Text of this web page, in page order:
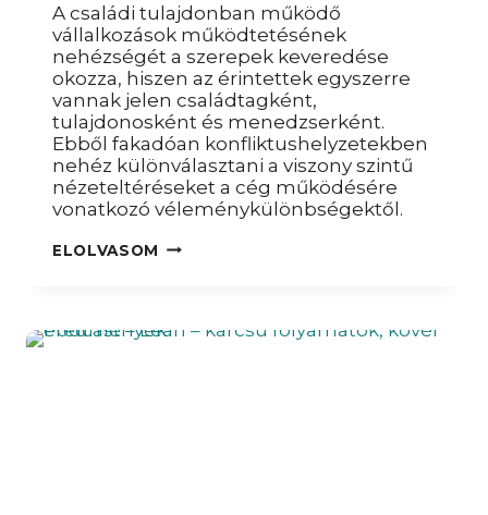
A családi tulajdonban működő
vállalkozások működtetésének
nehézségét a szerepek keveredése
okozza, hiszen az érintettek egyszerre
vannak jelen családtagként,
tulajdonosként és menedzserként.
Ebből fakadóan konfliktushelyzetekben
nehéz különválasztani a viszony szintű
nézeteltéréseket a cég működésére
vonatkozó véleménykülönbségektől.
ELOLVASOM TANÁCSADÁS